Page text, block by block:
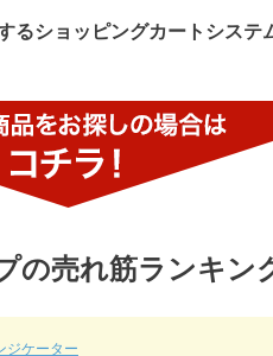
るショッピングカートシステ
の売れ筋ランキン
ジケーター